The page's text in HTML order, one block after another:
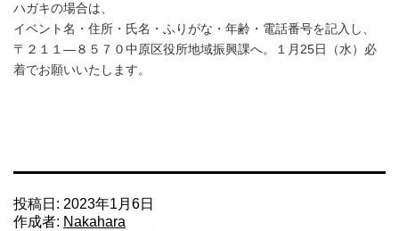
ハガキの場合は、
イベント名・住所・氏名・ふりがな・年齢・電話番号を記入し、
〒２１１―８５７０中原区役所地域振興課へ。１月25日（水）必
着でお願いいたします。
投稿日: 2023年1月6日
作成者: Nakahara